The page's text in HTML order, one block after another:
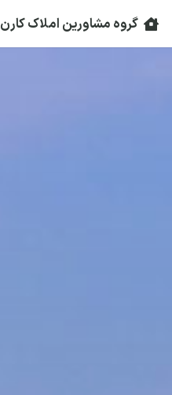
گروه مشاورین املاک کارن